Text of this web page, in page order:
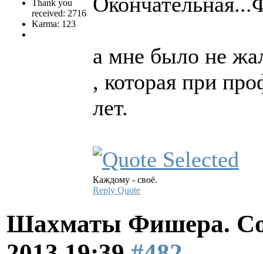
Thank you
received: 2716
Karma: 123
а мне было не
, которая при
лет.
Каждому - своё.
Reply Quote
Шахматы Фишера.